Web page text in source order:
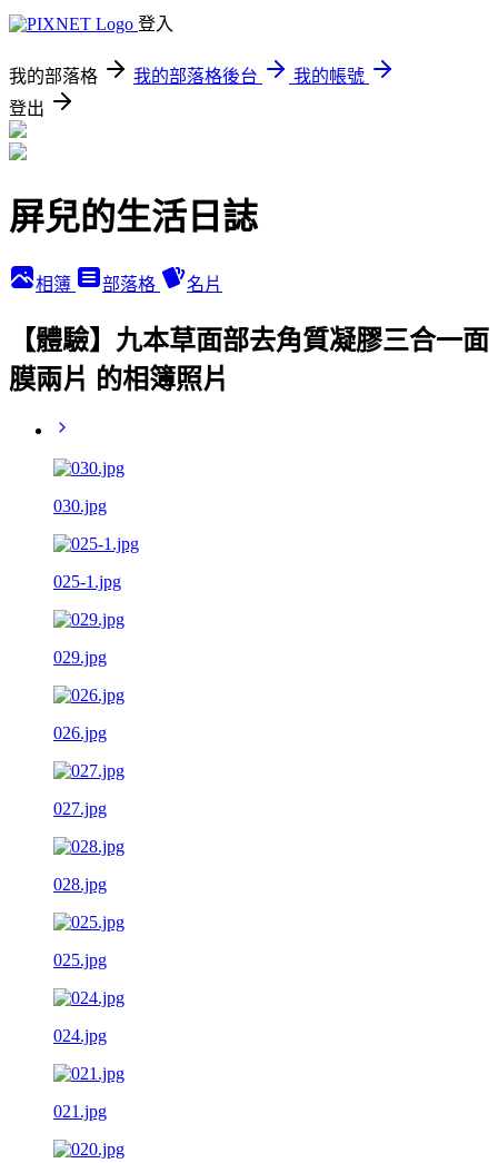
登入
我的部落格 我的部落格後台
我的帳號
登出
屏兒的生活日誌
相簿 部落格 名片
【體驗】九本草面部去角質凝膠三合一面
膜兩片 的相簿照片
030.jpg
025-1.jpg
029.jpg
026.jpg
027.jpg
028.jpg
025.jpg
024.jpg
021.jpg